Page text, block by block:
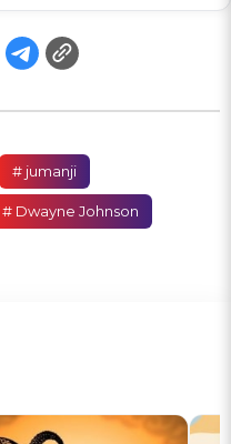
# jumanji
# Dwayne Johnson